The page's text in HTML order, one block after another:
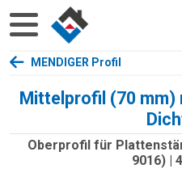
MENDIGER Profil
Mittelprofil (70 mm)
Oberprofil für
9016) |